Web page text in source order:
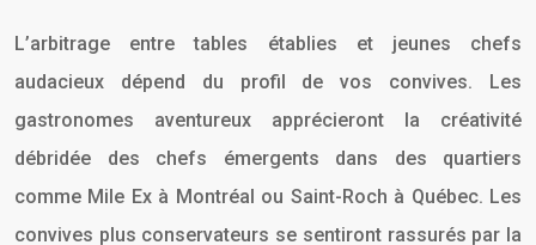
L’arbitrage entre tables établies et jeunes chefs
audacieux dépend du profil de vos convives. Les
gastronomes aventureux apprécieront la créativité
débridée des chefs émergents dans des quartiers
comme Mile Ex à Montréal ou Saint-Roch à Québec. Les
convives plus conservateurs se sentiront rassurés par la